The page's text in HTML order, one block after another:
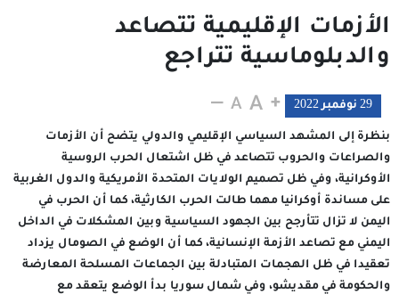
الأزمات الإقليمية تتصاعد
والدبلوماسية تتراجع
29 نوفمبر 2022
بنظرة إلى المشهد السياسي الإقليمي والدولي يتضح أن الأزمات
والصراعات والحروب تتصاعد في ظل اشتعال الحرب الروسية
الأوكرانية، وفي ظل تصميم الولايات المتحدة الأمريكية والدول الغربية
على مساندة أوكرانيا مهما طالت الحرب الكارثية، كما أن الحرب في
اليمن لا تزال تتأرجح بين الجهود السياسية وبين المشكلات في الداخل
اليمني مع تصاعد الأزمة الإنسانية، كما أن الوضع في الصومال يزداد
تعقيدا في ظل الهجمات المتبادلة بين الجماعات المسلحة المعارضة
والحكومة في مقديشو، وفي شمال سوريا بدأ الوضع يتعقد مع